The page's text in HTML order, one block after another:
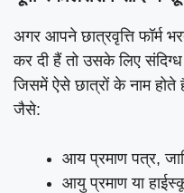
अगर आपने छात्रवृत्ति फॉर्म
कर दी हैं तो उसके लिए
जिसमें ऐसे छात्रों के नाम
जैसे:
आय प्रमाण पत्र,
आयु प्रमाण या